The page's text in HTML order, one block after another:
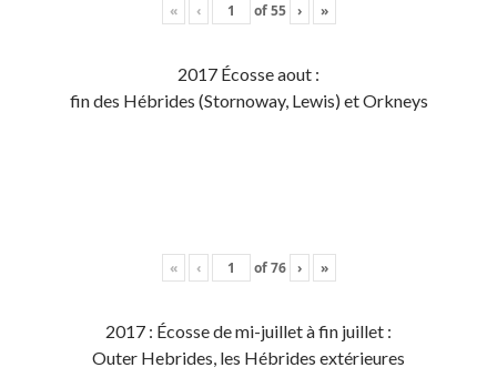
« ‹ of55 › »
2017 Écosse aout :
fin des Hébrides (Stornoway, Lewis) et Orkneys
« ‹ of76 › »
2017 : Écosse de mi-juillet à fin juillet :
Outer Hebrides, les Hébrides extérieures